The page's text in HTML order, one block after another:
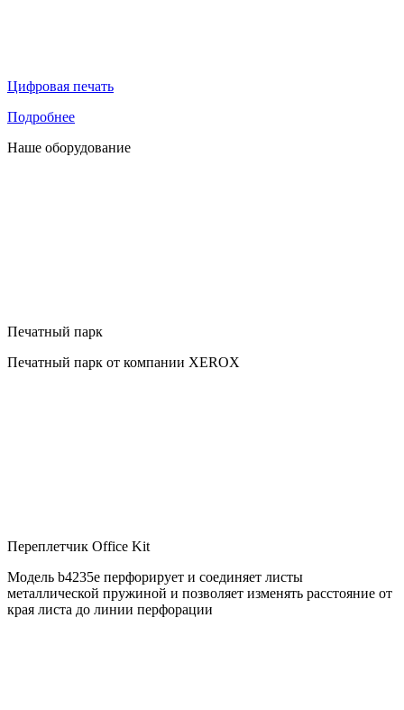
Цифровая печать
Подробнее
Наше оборудование
Печатный парк
Печатный парк от компании XEROX
Переплетчик Office Kit
Модель b4235e перфорирует и соединяет листы
металлической пружиной и позволяет изменять расстояние от
края листа до линии перфорации